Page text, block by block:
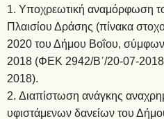
Υποχρεωτική αναμόρφωση
Πλαισίου Δράσης (πίνακα
2020 του Δήμου Βοΐου,
2018 (ΦΕΚ 2942/Β΄/20-07-
2018).
Διαπίστωση ανάγκης
υφιστάμενων δανείων του